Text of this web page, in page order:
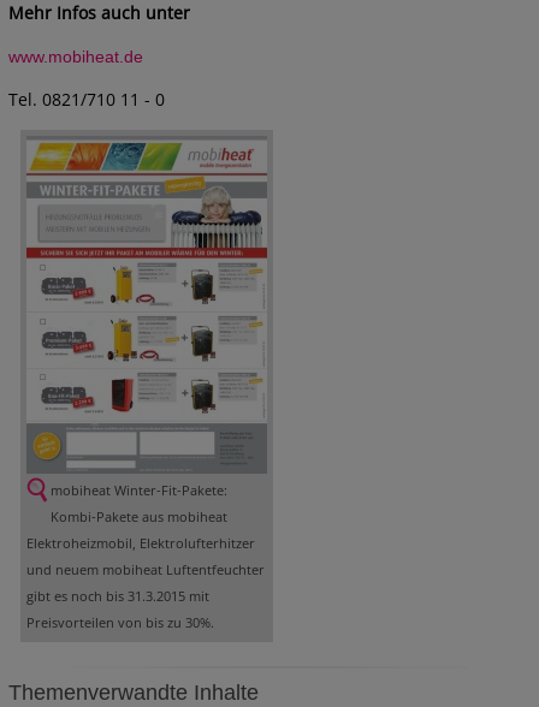
Mehr Infos auch unter
www.mobiheat.de
Tel. 0821/710 11 - 0
mobiheat Winter-Fit-Pakete:
Kombi-Pakete aus mobiheat
Elektroheizmobil, Elektrolufterhitzer
und neuem mobiheat Luftentfeuchter
gibt es noch bis 31.3.2015 mit
Preisvorteilen von bis zu 30%.
Themenverwandte Inhalte